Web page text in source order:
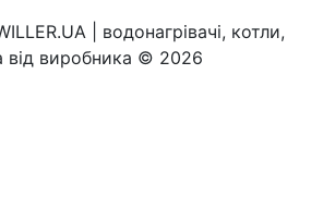
| водонагрівачі, котли,
від виробника © 2026